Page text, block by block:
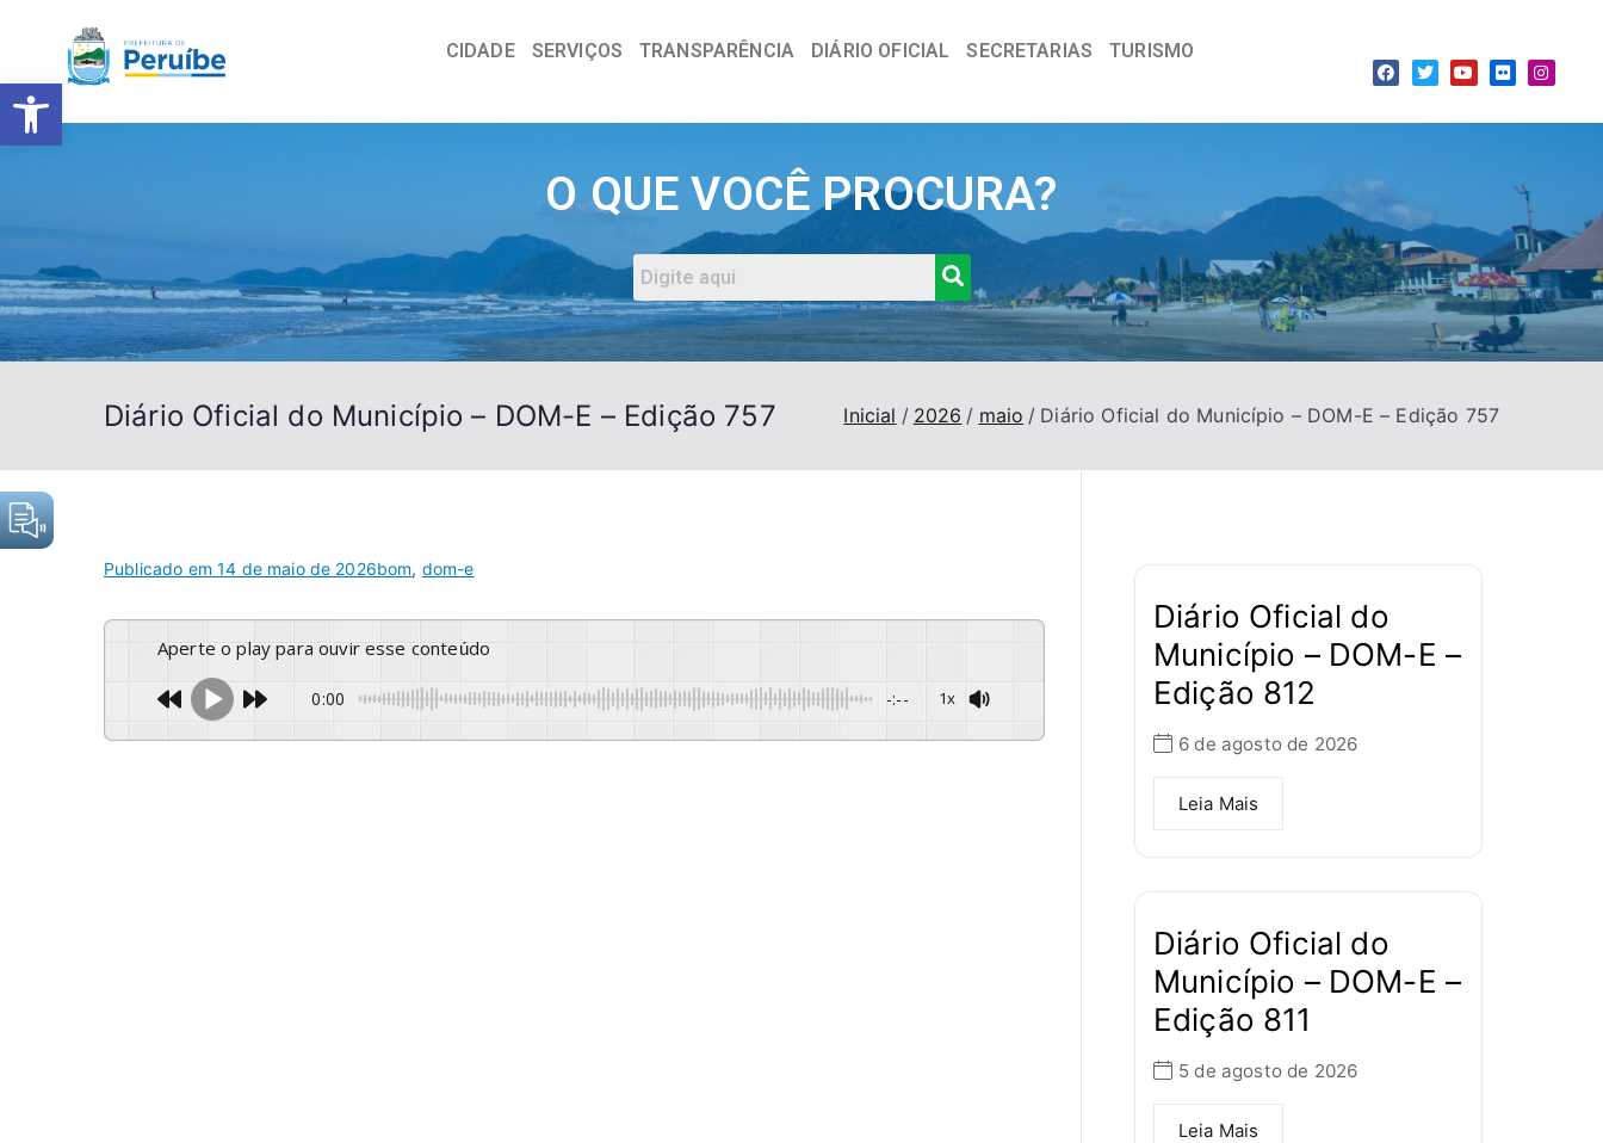
Barra de Ferramentas Aberta
CIDADE SERVIÇOS TRANSPARÊNCIA DIÁRIO OFICIAL SECRETARIAS TURISMO
O QUE VOCÊ PROCURA?
Diário Oficial do Município – DOM-E – Edição 757 Inicial 2026 maio Diário Oficial do Município – DOM-E – Edição 757
Publicado em14 de maio de 2026bom, dom-e
Aperte o play para ouvir esse conteúdo
0:00 -:-- 1x
Diário Oficial do
Município – DOM-E –
Edição 812
6 de agosto de 2026
Leia Mais
Diário Oficial do
Município – DOM-E –
Edição 811
5 de agosto de 2026
Leia Mais